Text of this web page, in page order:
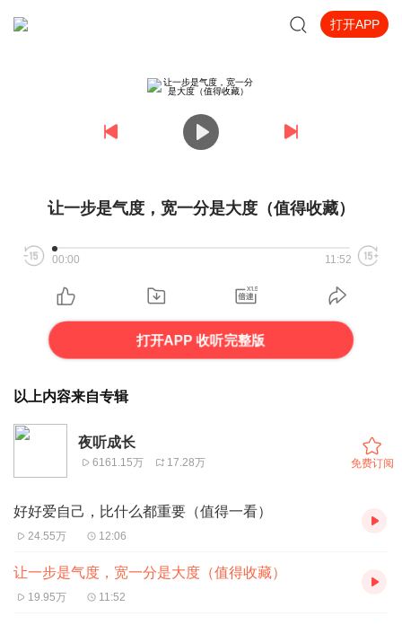
打开APP
让一步是气度，宽一分是大度（值得收藏）
00:00 11:52
打开APP 收听完整版
以上内容来自专辑
夜听成长
6161.15万 17.28万 免费订阅
好好爱自己，比什么都重要（值得一看）
24.55万 12:06
让一步是气度，宽一分是大度（值得收藏）
19.95万 11:52